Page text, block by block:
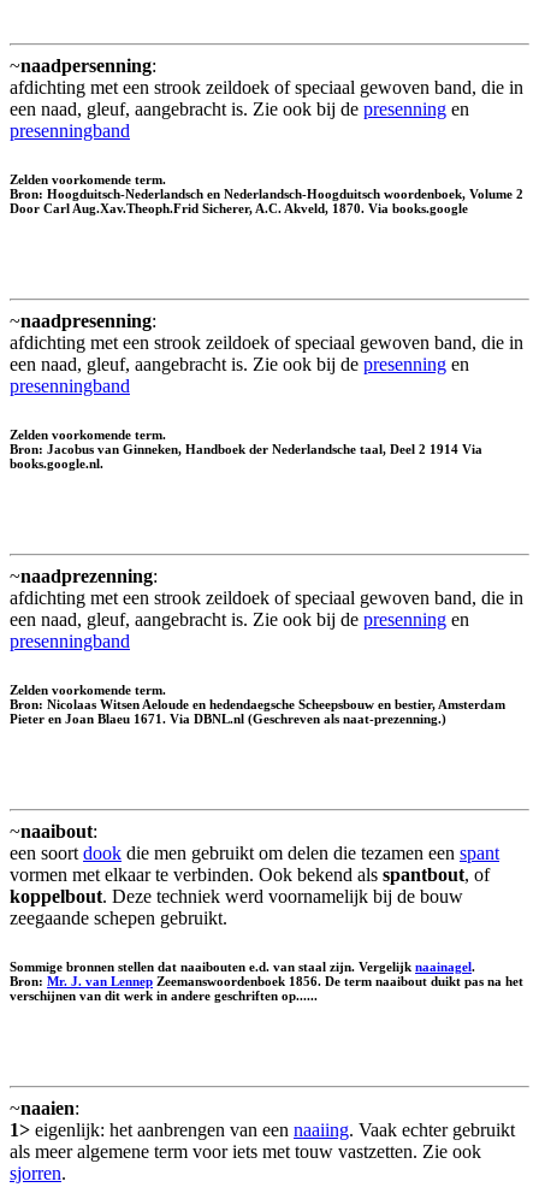
~naadpersenning:
afdichting met een strook zeildoek of speciaal gewoven band, die in
een naad, gleuf, aangebracht is. Zie ook bij de presenning en
presenningband
Zelden voorkomende term.
Bron: Hoogduitsch-Nederlandsch en Nederlandsch-Hoogduitsch woordenboek, Volume 2
Door Carl Aug.Xav.Theoph.Frid Sicherer, A.C. Akveld, 1870. Via books.google
~naadpresenning:
afdichting met een strook zeildoek of speciaal gewoven band, die in
een naad, gleuf, aangebracht is. Zie ook bij de presenning en
presenningband
Zelden voorkomende term.
Bron: Jacobus van Ginneken, Handboek der Nederlandsche taal, Deel 2 1914 Via
books.google.nl.
~naadprezenning:
afdichting met een strook zeildoek of speciaal gewoven band, die in
een naad, gleuf, aangebracht is. Zie ook bij de presenning en
presenningband
Zelden voorkomende term.
Bron: Nicolaas Witsen Aeloude en hedendaegsche Scheepsbouw en bestier, Amsterdam
Pieter en Joan Blaeu 1671. Via DBNL.nl (Geschreven als naat-prezenning.)
~naaibout:
een soort dook die men gebruikt om delen die tezamen een spant
vormen met elkaar te verbinden. Ook bekend als spantbout, of
koppelbout. Deze techniek werd voornamelijk bij de bouw
zeegaande schepen gebruikt.
Sommige bronnen stellen dat naaibouten e.d. van staal zijn. Vergelijk naainagel.
Bron: Mr. J. van Lennep Zeemanswoordenboek 1856. De term naaibout duikt pas na het
verschijnen van dit werk in andere geschriften op......
~naaien:
1> eigenlijk: het aanbrengen van een naaiing. Vaak echter gebruikt
als meer algemene term voor iets met touw vastzetten. Zie ook
sjorren.